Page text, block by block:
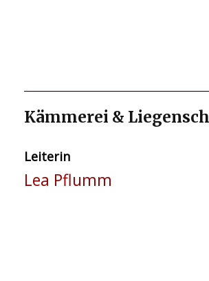
Kämmerei &
Leiterin
Lea Pflumm